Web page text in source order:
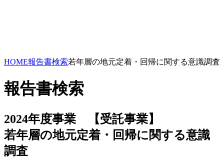
HOME報告書検索若年層の地元定着・回帰に関する意識調査
報告書検索
2024年度事業 【受託事業】
若年層の地元定着・回帰に関する意識
調査